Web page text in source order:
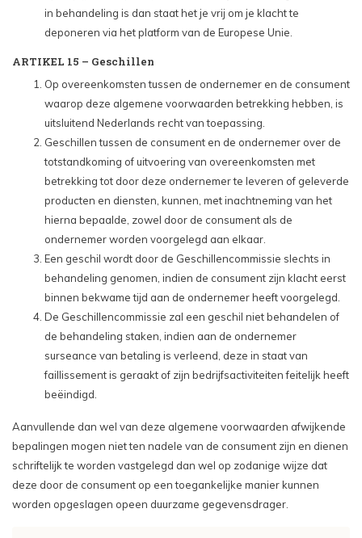
in behandeling is dan staat het je vrij om je klacht te
deponeren via het platform van de Europese Unie.
ARTIKEL 15 – Geschillen
Op overeenkomsten tussen de ondernemer en de consument
waarop deze algemene voorwaarden betrekking hebben, is
uitsluitend Nederlands recht van toepassing.
Geschillen tussen de consument en de ondernemer over de
totstandkoming of uitvoering van overeenkomsten met
betrekking tot door deze ondernemer te leveren of geleverde
producten en diensten, kunnen, met inachtneming van het
hierna bepaalde, zowel door de consument als de
ondernemer worden voorgelegd aan elkaar.
Een geschil wordt door de Geschillencommissie slechts in
behandeling genomen, indien de consument zijn klacht eerst
binnen bekwame tijd aan de ondernemer heeft voorgelegd.
De Geschillencommissie zal een geschil niet behandelen of
de behandeling staken, indien aan de ondernemer
surseance van betaling is verleend, deze in staat van
faillissement is geraakt of zijn bedrijfsactiviteiten feitelijk heeft
beëindigd.
Aanvullende dan wel van deze algemene voorwaarden afwijkende
bepalingen mogen niet ten nadele van de consument zijn en dienen
schriftelijk te worden vastgelegd dan wel op zodanige wijze dat
deze door de consument op een toegankelijke manier kunnen
worden opgeslagen opeen duurzame gegevensdrager.